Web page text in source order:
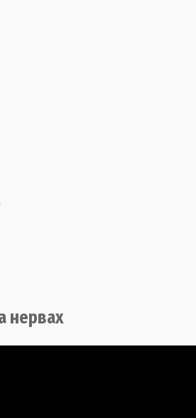
нервах